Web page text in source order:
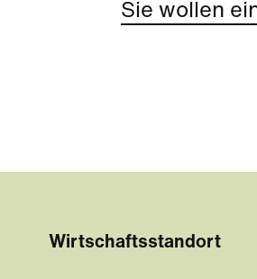
Sie wollen
Wirtschaftsstandort